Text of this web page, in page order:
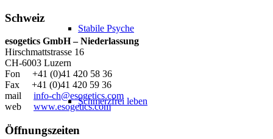
Stabile Psyche
Schmerzfrei leben
Schweiz
esogetics GmbH – Niederlassung
Hirschmattstrasse 16
CH-6003 Luzern
Fon +41 (0)41 420 58 36
Fax +41 (0)41 420 59 36
mail info-ch@esogetics.com
web www.esogetics.com
Öffnungszeiten